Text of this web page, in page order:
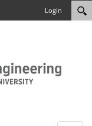
Login